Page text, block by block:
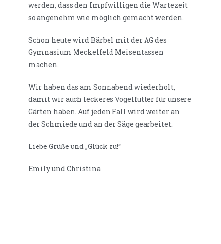
werden, dass den Impfwilligen die Wartezeit
so angenehm wie möglich gemacht werden.
Schon heute wird Bärbel mit der AG des
Gymnasium Meckelfeld Meisentassen
machen.
Wir haben das am Sonnabend wiederholt,
damit wir auch leckeres Vogelfutter für unsere
Gärten haben. Auf jeden Fall wird weiter an
der Schmiede und an der Säge gearbeitet.
Liebe Grüße und „Glück zu!“
Emily und Christina